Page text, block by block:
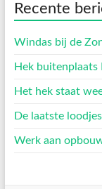
Recente
Windas bij de
Hek buitenplaats
Het hek staat
De laatste
Werk aan